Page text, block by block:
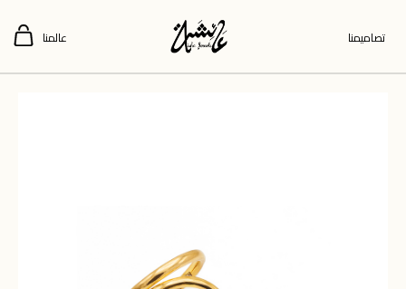
تصاميمنا عالمنا